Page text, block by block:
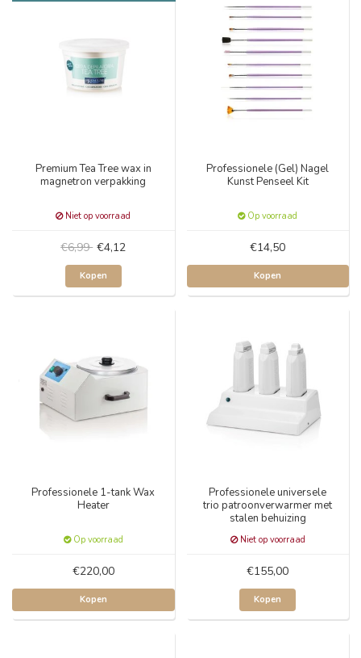
Premium Tea Tree wax in
magnetron verpakking
Niet op voorraad
€6,99 €4,12
Kopen
Professionele (Gel) Nagel
Kunst Penseel Kit
Op voorraad
€14,50
Kopen
Professionele 1-tank Wax
Heater
Op voorraad
€220,00
Kopen
Professionele universele
trio patroonverwarmer met
stalen behuizing
Niet op voorraad
€155,00
Kopen